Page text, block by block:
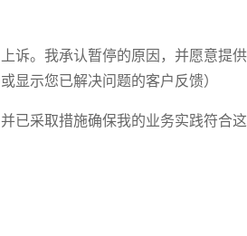
诉。我承认暂停的原因，并愿意提
显示您已解决问题的客户反馈）
已采取措施确保我的业务实践符合